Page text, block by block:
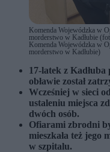
Komenda Wojewódzka w
morderstwo w Kadłubie
Komenda Wojewódzka w
morderstwo w Kadłubie)
17-latek z
obławie został
Wcześniej w sieci
ustaleniu miejsca
dwóch osób.
Ofiarami zbrodni
mieszkała też jego
w szpitalu.